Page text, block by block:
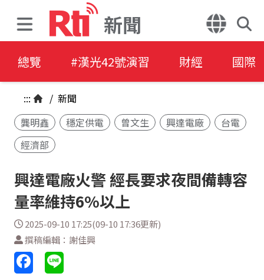
新聞
總覽 #漢光42號演習 財經 國際
::: / 新聞
龔明鑫
穩定供電 曾文生 興達電廠
台電
經濟部
興達電廠火警 經長要求夜間備轉容
量率維持6%以上
2025-09-10 17:25(09-10 17:36更新)
撰稿編輯：謝佳興